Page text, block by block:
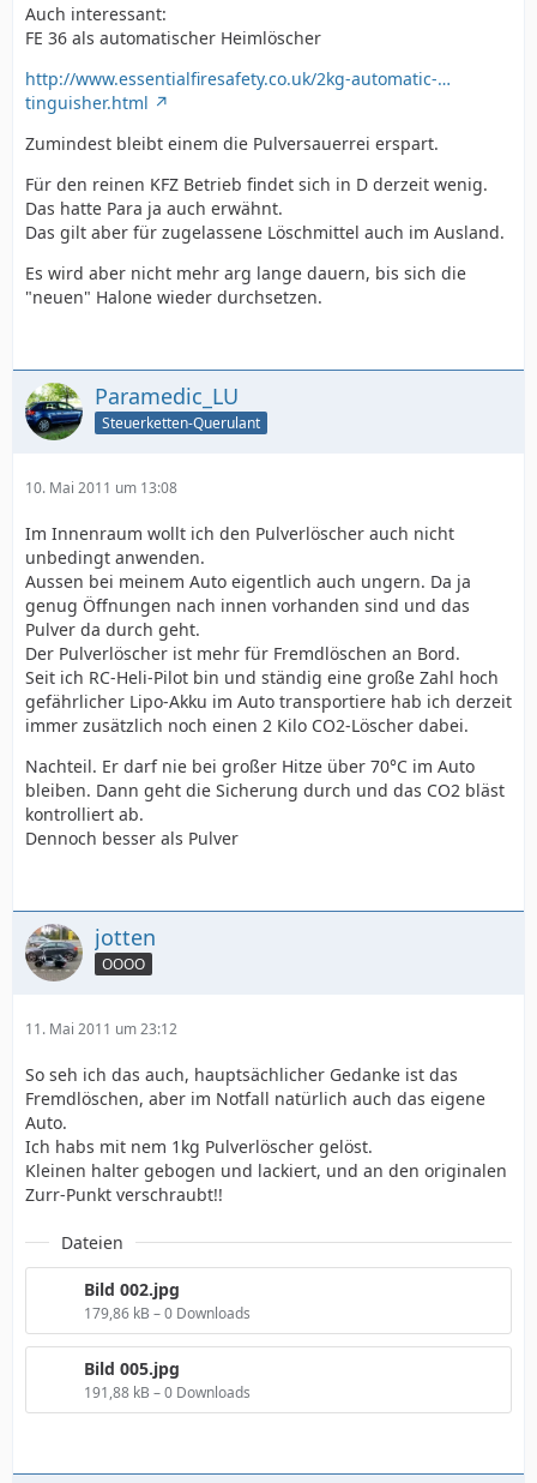
Auch interessant:
FE 36 als automatischer Heimlöscher
http://www.essentialfiresafety.co.uk/2kg-automatic-…
tinguisher.html
Zumindest bleibt einem die Pulversauerrei erspart.
Für den reinen KFZ Betrieb findet sich in D derzeit wenig.
Das hatte Para ja auch erwähnt.
Das gilt aber für zugelassene Löschmittel auch im Ausland.
Es wird aber nicht mehr arg lange dauern, bis sich die
"neuen" Halone wieder durchsetzen.
Paramedic_LU
Steuerketten-Querulant
10. Mai 2011 um 13:08
Im Innenraum wollt ich den Pulverlöscher auch nicht
unbedingt anwenden.
Aussen bei meinem Auto eigentlich auch ungern. Da ja
genug Öffnungen nach innen vorhanden sind und das
Pulver da durch geht.
Der Pulverlöscher ist mehr für Fremdlöschen an Bord.
Seit ich RC-Heli-Pilot bin und ständig eine große Zahl hoch
gefährlicher Lipo-Akku im Auto transportiere hab ich derzeit
immer zusätzlich noch einen 2 Kilo CO2-Löscher dabei.
Nachteil. Er darf nie bei großer Hitze über 70°C im Auto
bleiben. Dann geht die Sicherung durch und das CO2 bläst
kontrolliert ab.
Dennoch besser als Pulver
jotten
OOOO
11. Mai 2011 um 23:12
So seh ich das auch, hauptsächlicher Gedanke ist das
Fremdlöschen, aber im Notfall natürlich auch das eigene
Auto.
Ich habs mit nem 1kg Pulverlöscher gelöst.
Kleinen halter gebogen und lackiert, und an den originalen
Zurr-Punkt verschraubt!!
Dateien
Bild 002.jpg
179,86 kB – 0 Downloads
Bild 005.jpg
191,88 kB – 0 Downloads